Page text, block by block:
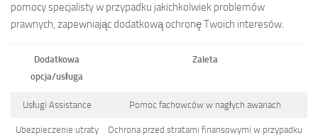
pomocy specjalisty w przypadku jakichkolwiek problemów
prawnych, zapewniając dodatkową ochronę Twoich interesów.
Dodatkowa
opcja/usługa
Zaleta
Usługi Assistance Pomoc fachowców w nagłych awariach
Ubezpieczenie utraty
Ochrona przed stratami finansowymi w przypadku